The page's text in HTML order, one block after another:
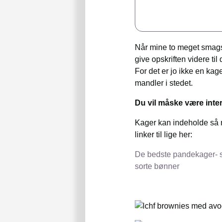
Når mine to meget
give opskriften videre til
For det er jo ikke en
mandler i stedet.
Du vil måske være
Kager kan indeholde så
linker til lige her:
De bedste pandekager-
sorte bønner